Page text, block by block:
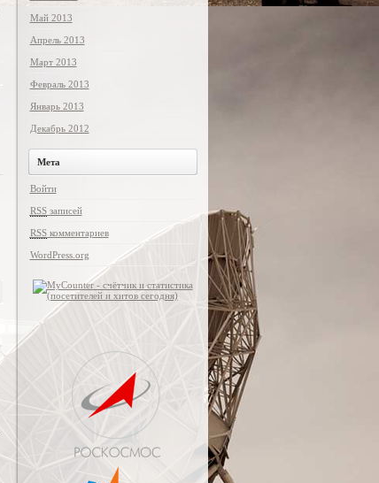
Май 2013
Апрель 2013
Март 2013
Февраль 2013
Январь 2013
Декабрь 2012
Мета
Войти
RSSзаписей
RSSкомментариев
WordPress.org